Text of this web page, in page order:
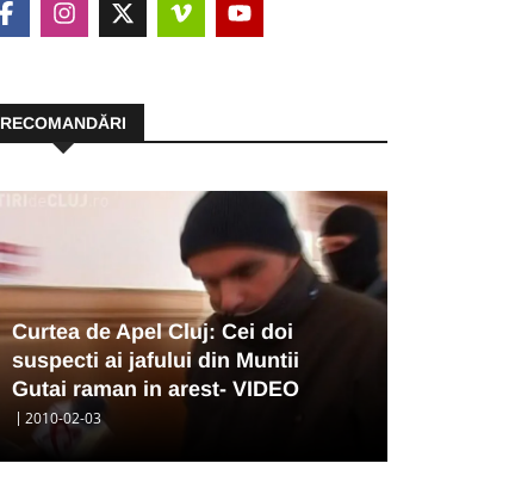
RECOMANDĂRI
Curtea de Apel Cluj: Cei doi
suspecti ai jafului din Muntii
Gutai raman in arest- VIDEO
2010-02-03